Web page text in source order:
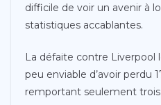
difficile de voir un avenir à
statistiques accablantes.
La défaite contre Liverpool
peu enviable d’avoir perdu
remportant seulement